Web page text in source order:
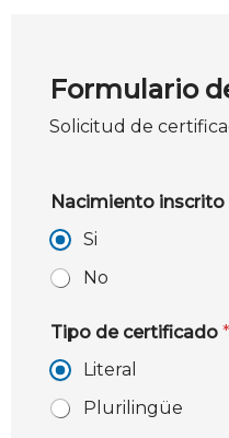
Formulario
Solicitud de
Nacimiento inscrito
Si
No
Tipo de certificado *
Literal
Plurilingüe